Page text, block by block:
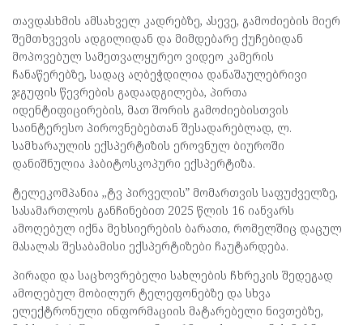
თავდასხმის ამსახველ კადრებზე, ასევე, გამოძიების მიერ
შემთხვევის ადგილიდან და მიმდებარე ქუჩებიდან
მოპოვებულ სამეთვალყურეო ვიდეო კამერის
ჩანაწერებზე, სადაც აღბეჭდილია დანაშაულებრივი
ჯგუფის წევრების გადაადგილება, პირთა
იდენტიფიცირების, მათ შორის გამოძიებისთვის
საინტერესო პიროვნებებთან შესადარებლად, ლ.
სამხარაულის ექსპერტიზის ეროვნულ ბიუროში
დანიშნულია ჰაბიტოსკოპური ექსპერტიზა.
ტელეკომპანია ,,ტვ პირველის” მომართვის საფუძველზე,
სასამართლოს განჩინებით 2025 წლის 16 იანვარს
ამოღებულ იქნა მეხსიერების ბარათი, რომელშიც დაცულ
მასალას შესაბამისი ექსპერტიზები ჩაუტარდება.
პირადი და საცხოვრებელი სახლების ჩხრეკის შედეგად
ამოღებულ მობილურ ტელეფონებზე და სხვა
ელექტრონული ინფორმაციის მატარებელი ნივთებზე,